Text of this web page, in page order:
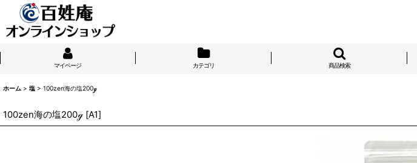
マイページ カテゴリ 商品検索
ホーム > 塩 > 100zen海の塩200ℊ
100zen海の塩200ℊ [A1]